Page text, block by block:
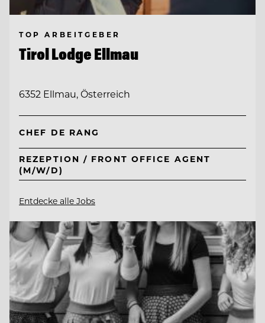
TOP ARBEITGEBER
Tirol Lodge Ellmau
6352 Ellmau, Österreich
CHEF DE RANG
REZEPTION / FRONT OFFICE AGENT
(M/W/D)
Entdecke alle Jobs